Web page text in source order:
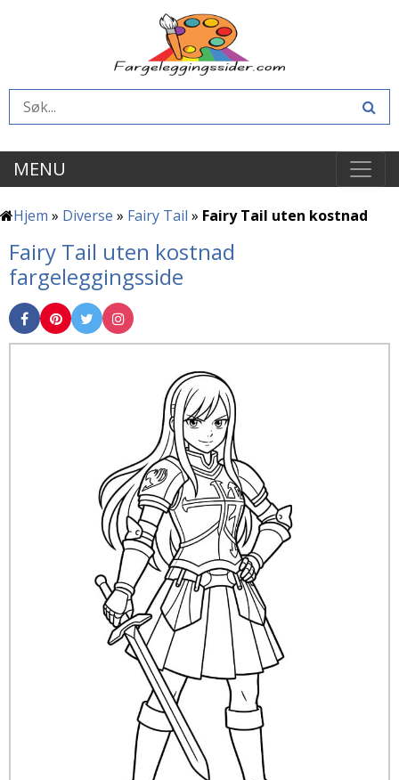
MENU
Hjem » Diverse » Fairy Tail » Fairy Tail uten kostnad
Fairy Tail uten kostnad
fargeleggingsside